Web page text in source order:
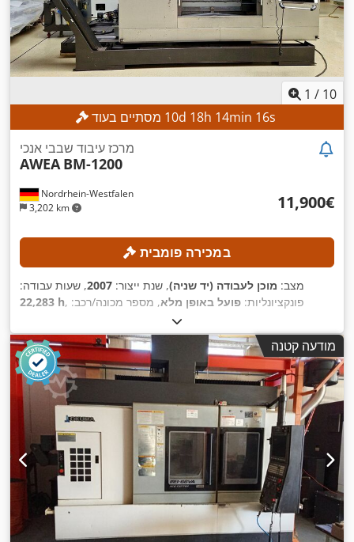
1 / 10
10d 18h 14min 14s
Nordrhein-Westfalen
3,202 km
מרכז עיבוד שבבי אנכי
AWEA BM-1200
‏11,900 ‏€
במכירה פומבית
מצב: מוכן לעבודה (יד שניה), שנת ייצור: 2007, שעות עבודה:
22,283 h
, פונקציונליות: פועל באופן מלא, מספר מכונה/רכב:
מ"מ, מרחק תנועה ציר Z: 600 מ"מ, דגם בקר:Heidenhain iTNC
530
, מהירות ציר (מקסימלית):6,000 סל"ד , מודעה קטנה